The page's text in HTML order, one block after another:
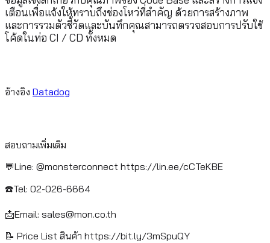
เตือนเพื่อแจ้งให้ทราบถึงช่องโหว่ที่สำคัญ ด้วยการสร้างภาพ
และการรวมตัวชี้วัดและบันทึกคุณสามารถตรวจสอบการปรับใช้
โค้ดในท่อ CI / CD ทั้งหมด
อ้างอิง Datadog
สอบถามเพิ่มเติม
💬Line: @monsterconnect https://lin.ee/cCTeKBE
☎️Tel: 02-026-6664
📩Email: sales@mon.co.th
📝 Price List สินค้า https://bit.ly/3mSpuQY